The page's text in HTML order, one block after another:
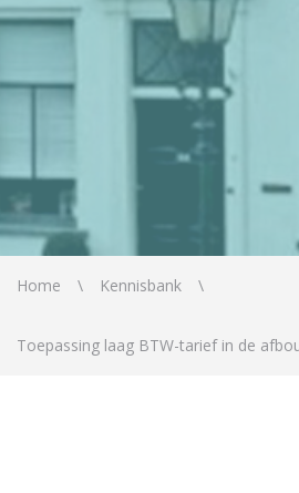
Home Kennisbank
Toepassing laag BTW-tarief in de